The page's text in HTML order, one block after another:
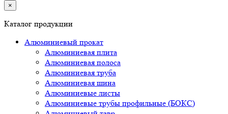
×
Каталог продукции
Алюминиевый прокат
Алюминиевая плита
Алюминиевая полоса
Алюминиевая труба
Алюминиевая шина
Алюминиевые листы
Алюминиевые трубы профильные (БОКС)